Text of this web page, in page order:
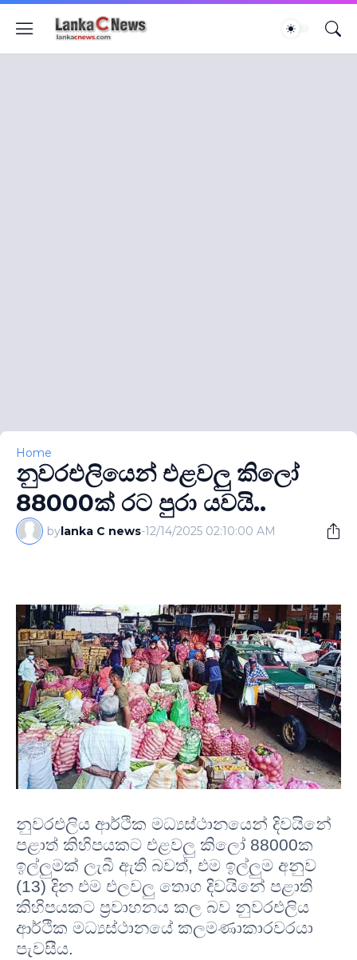
Home
නුවරඑලියෙන් එළවලු කිලෝ
88000ක් රට පුරා යවයි..
bylanka C news-12/14/2025 02:10:00 AM
නුවරඑලිය ආර්ථික මධ්‍යස්ථානයෙන් දිවයිනේ
පළාත් කිහිපයකට එළවලු කිලෝ 88000ක
ඉල්ලුමක් ලැබී ඇති බවත්, එම ඉල්ලුම අනුව
(13) දින එම එලවලු තොග දිවයිනේ පළාති
කිහිපයකට ප්‍රවාහනය කල බව නුවරඑලිය
ආර්ථික මධ්‍යස්ථානයේ කලමණාකාරවරයා
පැවසීය.